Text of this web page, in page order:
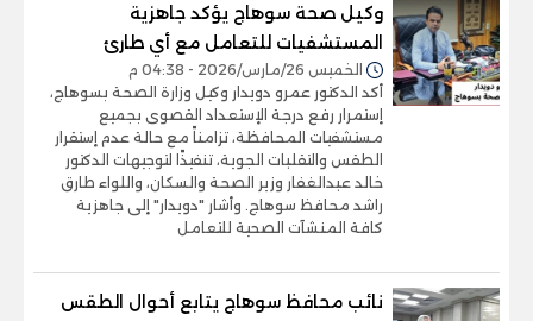
وكيل صحة سوهاج يؤكد جاهزية
المستشفيات للتعامل مع أي طارئ
الخميس 26/مارس/2026 - 04:38 م
أكد الدكتور عمرو دويدار وكيل وزارة الصحة بسوهاج،
إستمرار رفع درجة الإستعداد القصوى بجميع
مستشفيات المحافظة، تزامناً مع حالة عدم إستقرار
الطقس والتقلبات الجوية، تنفيذًا لتوجيهات الدكتور
خالد عبدالغفار وزير الصحة والسكان، واللواء طارق
راشد محافظ سوهاج. وأشار "دويدار" إلى جاهزية
كافة المنشآت الصحية للتعامل
نائب محافظ سوهاج يتابع أحوال الطقس